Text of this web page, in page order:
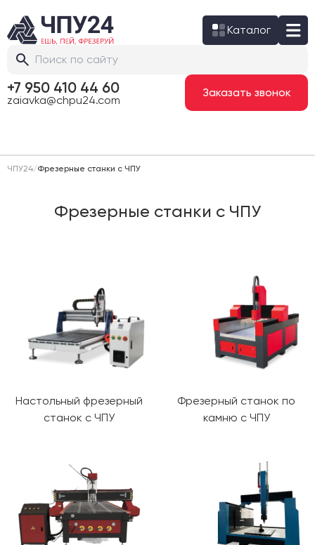
Каталог
+7 950 410 44 60
zaiavka@chpu24.com
Заказать звонок
ЧПУ24/Фрезерные станки с ЧПУ
Фрезерные станки с ЧПУ
Настольный фрезерный
станок с ЧПУ
Фрезерный станок по
камню с ЧПУ